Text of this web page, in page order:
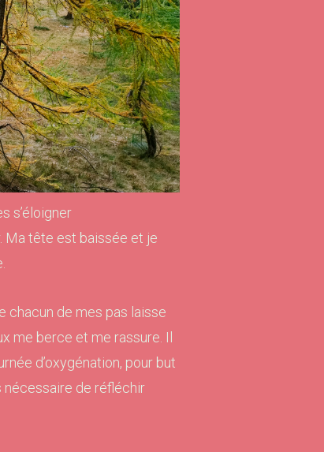
s’éloigner
Ma tête est baissée et je
chacun de mes pas laisse
me berce et me rassure. Il
d’oxygénation, pour but
nécessaire de réfléchir